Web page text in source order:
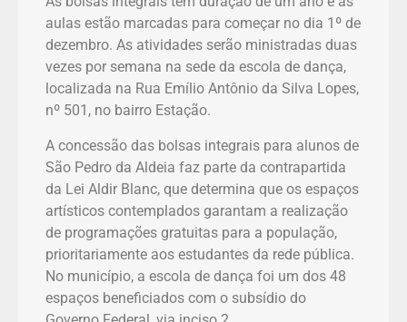
aulas estão marcadas para começar no dia 1º de
dezembro. As atividades serão ministradas duas
vezes por semana na sede da escola de dança,
localizada na Rua Emílio Antônio da Silva Lopes,
nº 501, no bairro Estação.
A concessão das bolsas integrais para alunos de
São Pedro da Aldeia faz parte da contrapartida
da Lei Aldir Blanc, que determina que os espaços
artísticos contemplados garantam a realização
de programações gratuitas para a população,
prioritariamente aos estudantes da rede pública.
No município, a escola de dança foi um dos 48
espaços beneficiados com o subsídio do